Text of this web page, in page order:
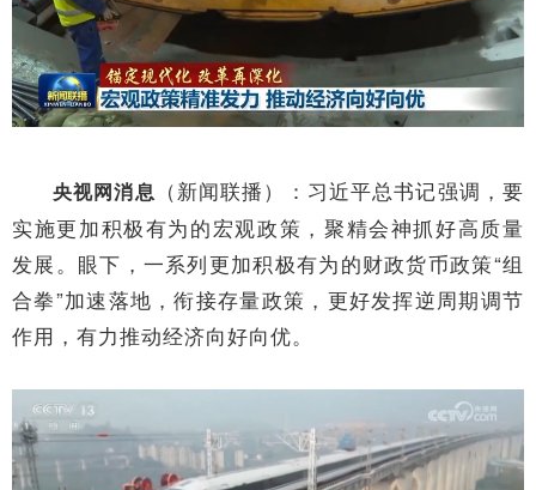
央视网消息 （新闻联播）：习近平总书记强调，要
实施更加积极有为的宏观政策，聚精会神抓好高质量
发展。眼下，一系列更加积极有为的财政货币政策“组
合拳”加速落地，衔接存量政策，更好发挥逆周期调节
作用，有力推动经济向好向优。